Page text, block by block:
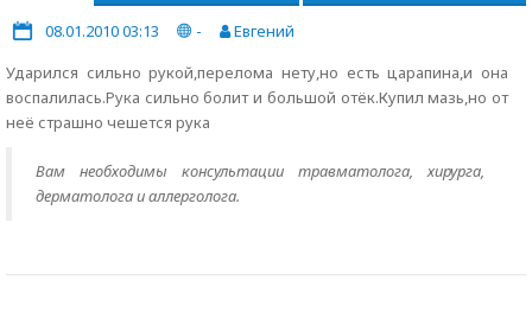
08.01.2010 03:13 -
Евгений
Ударился сильно рукой,перелома нету,но есть царапина,и она
воспалилась.Рука сильно болит и большой отёк.Купил мазь,но от
неё страшно чешется рука
Вам необходимы консультации травматолога, хирурга,
дерматолога и аллерголога.